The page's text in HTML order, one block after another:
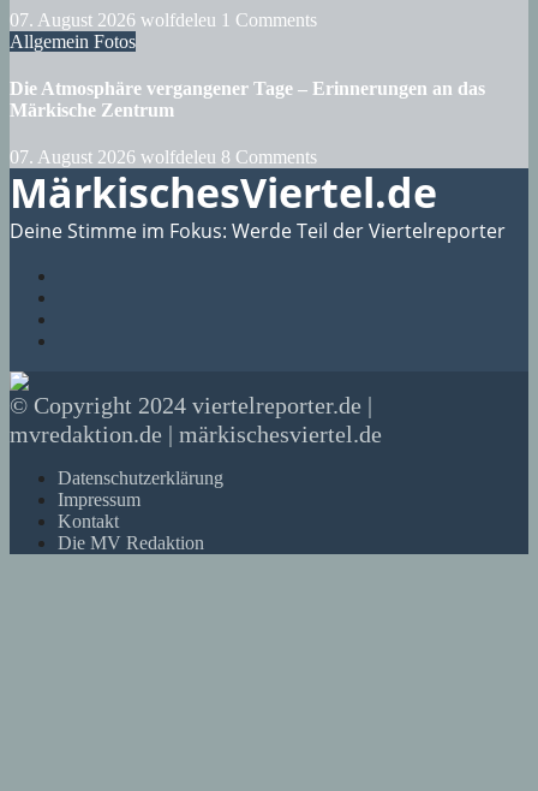
07. August 2026 wolfdeleu 1 Comments
Allgemein Fotos
Die Atmosphäre vergangener Tage – Erinnerungen an das
Märkische Zentrum
07. August 2026 wolfdeleu 8 Comments
MärkischesViertel.de
Deine Stimme im Fokus: Werde Teil der Viertelreporter
© Copyright 2024 viertelreporter.de |
mvredaktion.de | märkischesviertel.de
Datenschutzerklärung
Impressum
Kontakt
Die MV Redaktion